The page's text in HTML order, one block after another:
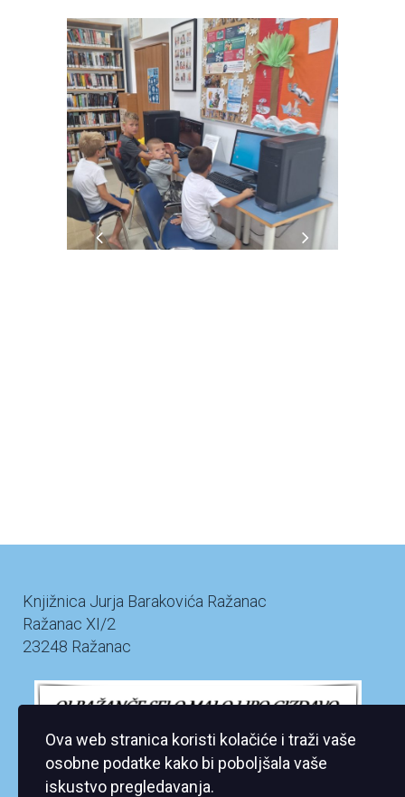
Knjižnica Jurja Barakovića Ražanac
Ražanac XI/2
23248 Ražanac
Ova web stranica koristi kolačiće i traži vaše
osobne podatke kako bi poboljšala vaše
iskustvo pregledavanja.